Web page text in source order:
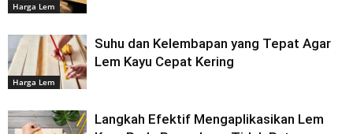
Harga Lem
Harga Lem
Suhu dan Kelembapan yang Tepat Agar
Lem Kayu Cepat Kering
Langkah Efektif Mengaplikasikan Lem